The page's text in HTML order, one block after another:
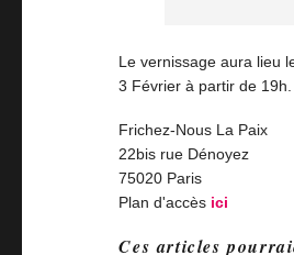
Le vernissage aura lieu
3 Février à partir de 19h.
Frichez-Nous La Paix
22bis rue Dénoyez
75020 Paris
Plan d'accès ici
Ces articles